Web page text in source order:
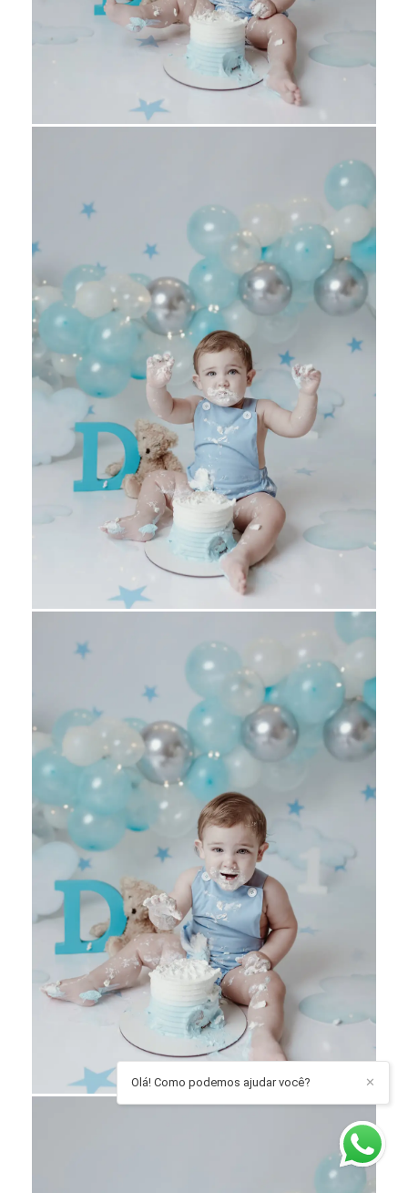
✕
Olá! Como podemos ajudar você?